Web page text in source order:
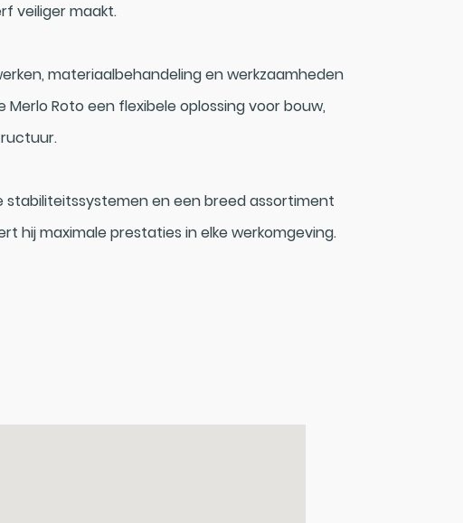
veiliger maakt.
materiaalbehandeling en werkzaamheden
Roto een flexibele oplossing voor bouw,
stabiliteitssystemen en een breed assortiment
hij maximale prestaties in elke werkomgeving.